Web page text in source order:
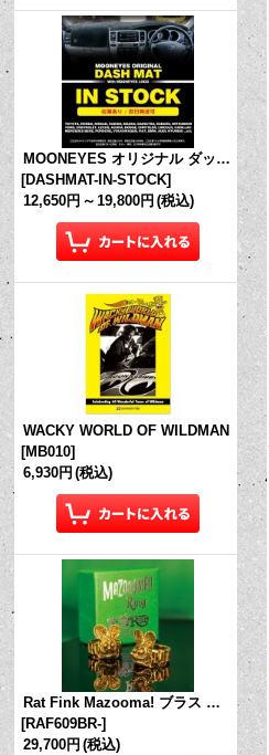
MOONEYES オリジナル ダッシュマット (in Stock!)
[DASHMAT-IN-STOCK]
12,650円 ～ 19,800円 (税込)
WACKY WORLD OF WILDMAN
[MB010]
6,930円 (税込)
Rat Fink Mazooma! ブラス リング
[RAF609BR-]
29,700円 (税込)